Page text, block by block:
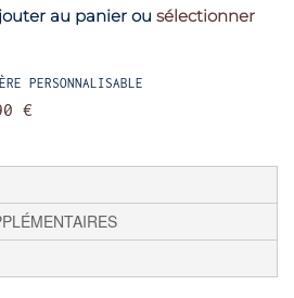
au panier ou sélectionner
PERSONNALISABLE
€